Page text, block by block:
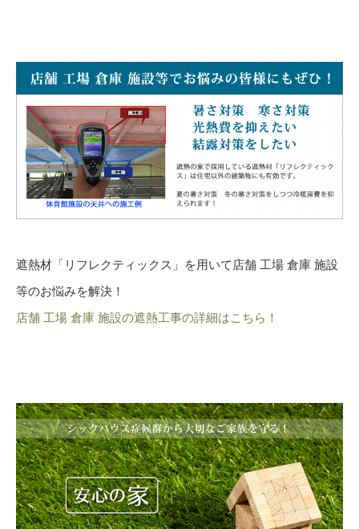
遮熱材「リフレクティックス」を用いて店舗 工場 倉庫 施設
等のお悩みを解決！
店舗 工場 倉庫 施設の遮熱工事の詳細はこちら！